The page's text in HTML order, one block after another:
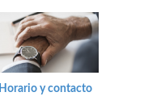
Horario y contacto